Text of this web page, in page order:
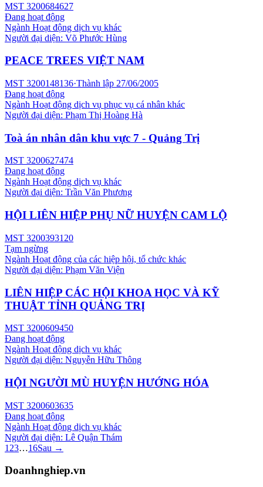
MST 3200684627
Đang hoạt động
Ngành Hoạt động dịch vụ khác
Người đại diện: Võ Phước Hùng
PEACE TREES VIỆT NAM
MST 3200148136·Thành lập 27/06/2005
Đang hoạt động
Ngành Hoạt động dịch vụ phục vụ cá nhân khác
Người đại diện: Phạm Thị Hoàng Hà
Toà án nhân dân khu vực 7 - Quảng Trị
MST 3200627474
Đang hoạt động
Ngành Hoạt động dịch vụ khác
Người đại diện: Trần Văn Phương
HỘI LIÊN HIỆP PHỤ NỮ HUYỆN CAM LỘ
MST 3200393120
Tạm ngừng
Ngành Hoạt động của các hiệp hội, tổ chức khác
Người đại diện: Phạm Văn Viện
LIÊN HIỆP CÁC HỘI KHOA HỌC VÀ KỸ
THUẬT TỈNH QUẢNG TRỊ
MST 3200609450
Đang hoạt động
Ngành Hoạt động dịch vụ khác
Người đại diện: Nguyễn Hữu Thông
HỘI NGƯỜI MÙ HUYỆN HƯỚNG HÓA
MST 3200603635
Đang hoạt động
Ngành Hoạt động dịch vụ khác
Người đại diện: Lê Quận Thám
1 23…16Sau →
Doanhnghiep.vn